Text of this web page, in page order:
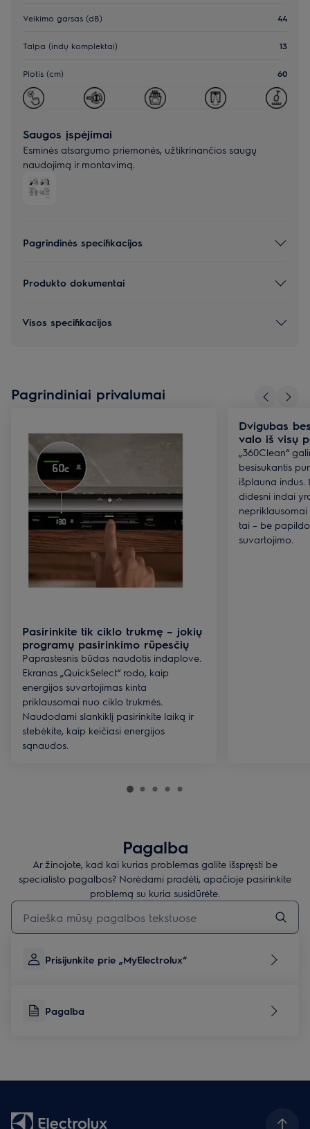
Veikimo garsas (dB) 44
Talpa (indų komplektai) 13
Plotis (cm) 60
Saugos įspėjimai
Esminės atsargumo priemonės, užtikrinančios saugų
naudojimą ir montavimą.
Pagrindinės specifikacijos
Produkto dokumentai
Visos specifikacijos
Pagrindiniai privalumai
Pasirinkite tik ciklo trukmę – jokių
programų pasirinkimo rūpesčių
Paprastesnis būdas naudotis indaplove.
Ekranas „QuickSelect“ rodo, kaip
energijos suvartojimas kinta
priklausomai nuo ciklo trukmės.
Naudodami slankiklį pasirinkite laiką ir
stebėkite, kaip keičiasi energijos
sąnaudos.
Dvigubas
valo iš visų
„360Clean“
besisukantis
išplauna indus.
didesni indai
tai – be
suvartojimo.
Pagalba
Ar žinojote, kad kai kurias problemas galite išspręsti be
specialisto pagalbos? Norėdami pradėti, apačioje pasirinkite
problemą su kuria susidūrėte.
Įveskite tekstą, jei norite ieškoti pagalbinių straipsnių
Prisijunkite prie „MyElectrolux“
Pagalba